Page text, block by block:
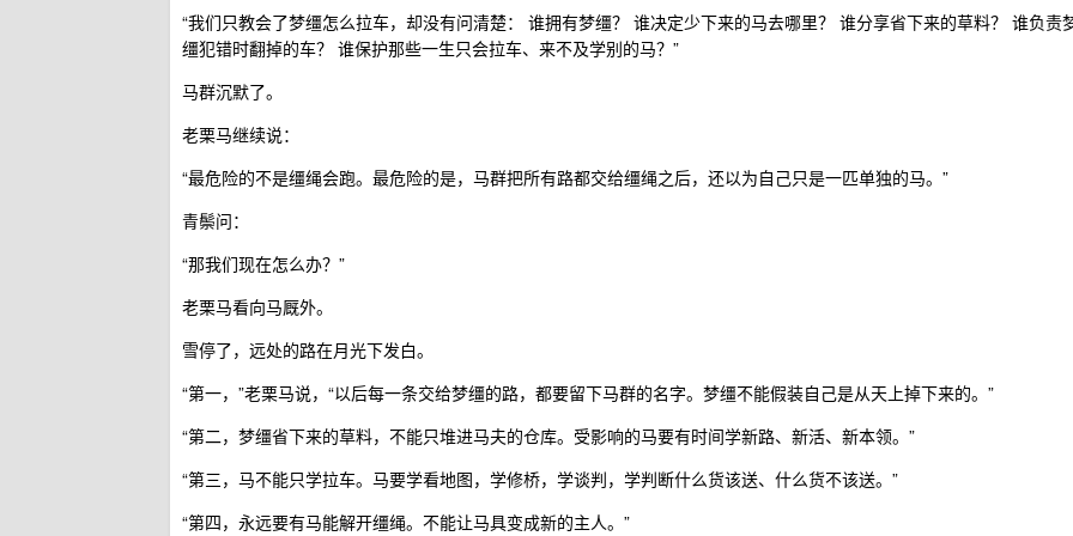
“我们只教会了梦缰怎么拉车，却没有问清楚： 谁拥有梦缰？ 谁决定少下来的马去哪里？ 谁分享省下来的草料？ 谁负责
缰犯错时翻掉的车？ 谁保护那些一生只会拉车、来不及学别的马？”
马群沉默了。
老栗马继续说：
“最危险的不是缰绳会跑。最危险的是，马群把所有路都交给缰绳之后，还以为自己只是一匹单独的马。”
青鬃问：
“那我们现在怎么办？”
老栗马看向马厩外。
雪停了，远处的路在月光下发白。
“第一，”老栗马说，“以后每一条交给梦缰的路，都要留下马群的名字。梦缰不能假装自己是从天上掉下来的。”
“第二，梦缰省下来的草料，不能只堆进马夫的仓库。受影响的马要有时间学新路、新活、新本领。”
“第三，马不能只学拉车。马要学看地图，学修桥，学谈判，学判断什么货该送、什么货不该送。”
“第四，永远要有马能解开缰绳。不能让马具变成新的主人。”